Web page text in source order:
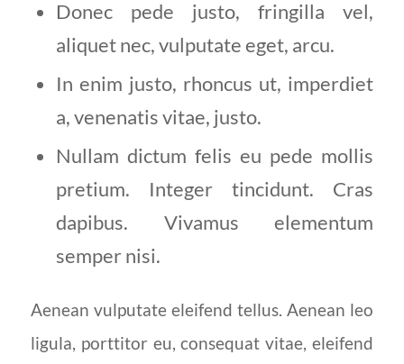
Donec pede justo, fringilla vel,
aliquet nec, vulputate eget, arcu.
In enim justo, rhoncus ut, imperdiet
a, venenatis vitae, justo.
Nullam dictum felis eu pede mollis
pretium. Integer tincidunt. Cras
dapibus. Vivamus elementum
semper nisi.
Aenean vulputate eleifend tellus. Aenean leo
ligula, porttitor eu, consequat vitae, eleifend